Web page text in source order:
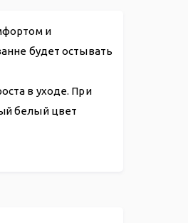
и
будет остывать
в уходе. При
белый цвет